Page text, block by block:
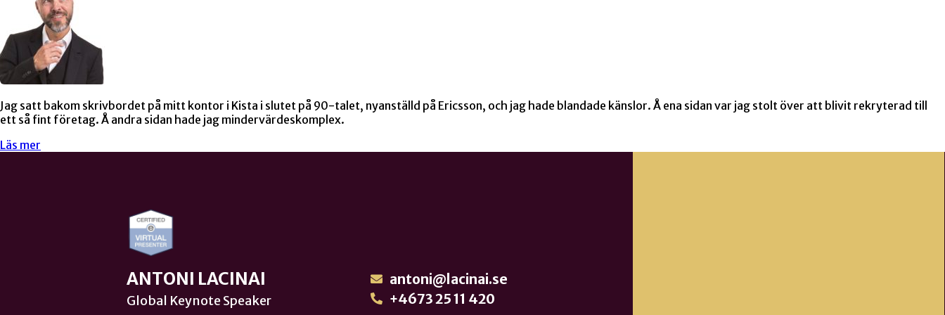
Jag satt bakom skrivbordet på mitt kontor i Kista i slutet på 90-talet, nyanställd på Ericsson, och jag hade blandade känslor. Å ena sidan var jag stolt över att blivit rekryterad till
ett så fint företag. Å andra sidan hade jag mindervärdeskomplex.
Läs mer
ANTONI LACINAI
Global Keynote Speaker
antoni@lacinai.se
+4673 25 11 420